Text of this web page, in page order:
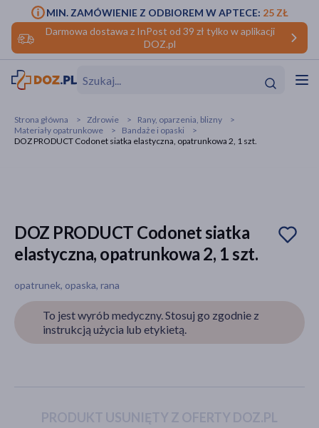
Darmowa dostawa z InPost od 39 zł tylko w aplikacji
DOZ.pl
MIN. ZAMÓWIENIE Z ODBIOREM W APTECE: 25 ZŁ
Strona główna Zdrowie
Rany, oparzenia, blizny
Materiały opatrunkowe
Bandaże i opaski
DOZ PRODUCT Codonet siatka elastyczna, opatrunkowa 2, 1 szt.
DOZ PRODUCT Codonet siatka
elastyczna, opatrunkowa 2, 1 szt.
opatrunek, opaska, rana
To jest wyrób medyczny. Stosuj go zgodnie z
instrukcją użycia lub etykietą.
PRODUKT USUNIĘTY Z OFERTY DOZ.PL